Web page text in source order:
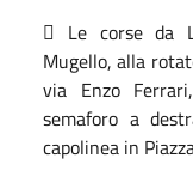
 Le corse da
Mugello, alla
via Enzo
semaforo a
capolinea in